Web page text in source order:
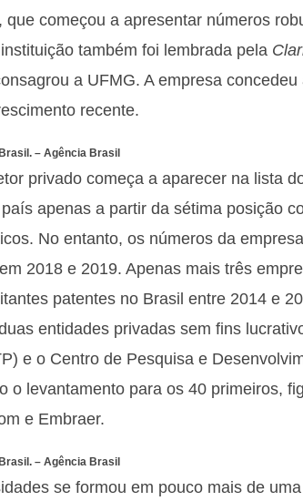
começou a apresentar números
também foi lembrada pela
a UFMG. A empresa concedeu
recente.
– Agência Brasil
privado começa a aparecer na lista
apenas a partir da sétima posição
No entanto, os números da empresa
2018 e 2019. Apenas mais três
patentes no Brasil entre 2014 e
entidades privadas sem fins
e o Centro de Pesquisa e
o levantamento para os 40 primeiros,
e Embraer.
– Agência Brasil
se formou em pouco mais de